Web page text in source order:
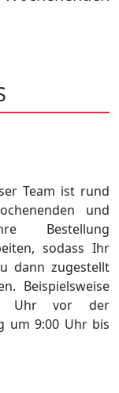
Team ist rund
und
Bestellung
sodass Ihr
dann zugestellt
Beispielsweise
Uhr vor der
um 9:00 Uhr bis